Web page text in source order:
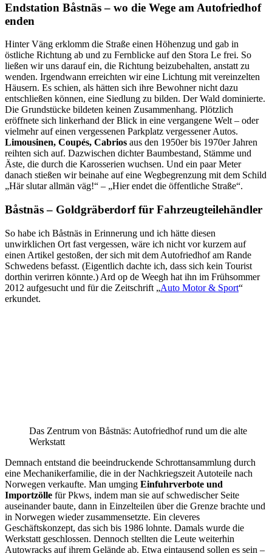
Endstation Båstnäs – wo die Wege am Autofriedhof
enden
Hinter Väng erklomm die Straße einen Höhenzug und gab in
östliche Richtung ab und zu Fernblicke auf den Stora Le frei. So
ließen wir uns darauf ein, die Richtung beizubehalten, anstatt zu
wenden. Irgendwann erreichten wir eine Lichtung mit vereinzelten
Häusern. Es schien, als hätten sich ihre Bewohner nicht dazu
entschließen können, eine Siedlung zu bilden. Der Wald dominierte.
Die Grundstücke bildeten keinen Zusammenhang. Plötzlich
eröffnete sich linkerhand der Blick in eine vergangene Welt – oder
vielmehr auf einen vergessenen Parkplatz vergessener Autos.
Limousinen, Coupés, Cabrios aus den 1950er bis 1970er Jahren
reihten sich auf. Dazwischen dichter Baumbestand, Stämme und
Äste, die durch die Karosserien wuchsen. Und ein paar Meter
danach stießen wir beinahe auf eine Wegbegrenzung mit dem Schild
„Här slutar allmän väg!“ – „Hier endet die öffentliche Straße“.
Båstnäs – Goldgräberdorf für Fahrzeugteilehändler
So habe ich Båstnäs in Erinnerung und ich hätte diesen
unwirklichen Ort fast vergessen, wäre ich nicht vor kurzem auf
einen Artikel gestoßen, der sich mit dem Autofriedhof am Rande
Schwedens befasst. (Eigentlich dachte ich, dass sich kein Tourist
dorthin verirren könnte.) Ard op de Weegh hat ihn im Frühsommer
2012 aufgesucht und für die Zeitschrift „Auto Motor & Sport“
erkundet.
Das Zentrum von Båstnäs: Autofriedhof rund um die alte
Werkstatt
Demnach entstand die beeindruckende Schrottansammlung durch
eine Mechanikerfamilie, die in der Nachkriegszeit Autoteile nach
Norwegen verkaufte. Man umging Einfuhrverbote und
Importzölle für Pkws, indem man sie auf schwedischer Seite
auseinander baute, dann in Einzelteilen über die Grenze brachte und
in Norwegen wieder zusammensetzte. Ein cleveres
Geschäftskonzept, das sich bis 1986 lohnte. Damals wurde die
Werkstatt geschlossen. Dennoch stellten die Leute weiterhin
Autowracks auf ihrem Gelände ab. Etwa eintausend sollen es sein –